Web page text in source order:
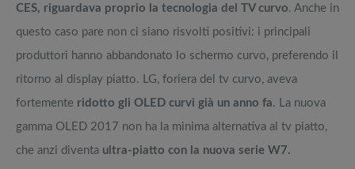
CES, riguardava proprio la tecnologia del TV curvo. Anche in
questo caso pare non ci siano risvolti positivi: i principali
produttori hanno abbandonato lo schermo curvo, preferendo il
ritorno al display piatto. LG, foriera del tv curvo, aveva
fortemente ridotto gli OLED curvi già un anno fa. La nuova
gamma OLED 2017 non ha la minima alternativa al tv piatto,
che anzi diventa ultra-piatto con la nuova serie W7.